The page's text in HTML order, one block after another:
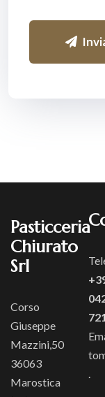
Pasticceria
Chiurato
Srl
Corso
Giuseppe
Mazzini,50
36063
Marostica